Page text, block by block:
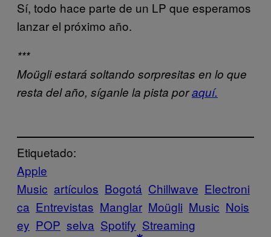
Sí, todo hace parte de un LP que esperamos
lanzar el próximo año.
***
Moügli estará soltando sorpresitas en lo que
resta del año, síganle la pista poraquí.
Etiquetado:
Apple
Music artículos Bogotá Chillwave Electroni
ca Entrevistas Manglar Moügli Music Nois
ey POP selva Spotify Streaming